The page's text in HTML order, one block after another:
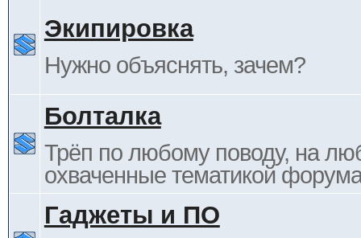
Экипировка
Нужно объяснять, зачем?
Болталка
Трёп по любому поводу, на
охваченные тематикой
Гаджеты и ПО